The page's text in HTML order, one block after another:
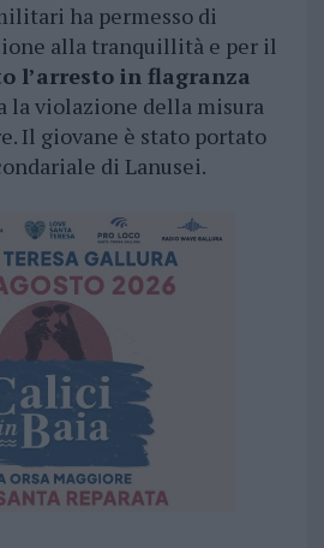
ha permesso di
alla tranquillità e per il
l’arresto in flagranza
la violazione della misura
Il giovane è stato portato
di Lanusei.